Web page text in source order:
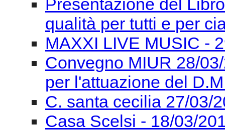
Presentazione del
qualità per tutti e per
MAXXI LIVE MUSIC -
Convegno MIUR 28/
per l'attuazione del
C. santa cecilia 27/03/
Casa Scelsi - 18/03/